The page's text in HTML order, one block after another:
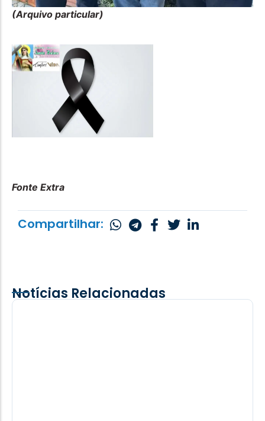
(Arquivo particular)
Fonte Extra
Compartilhar:
Notícias Relacionadas